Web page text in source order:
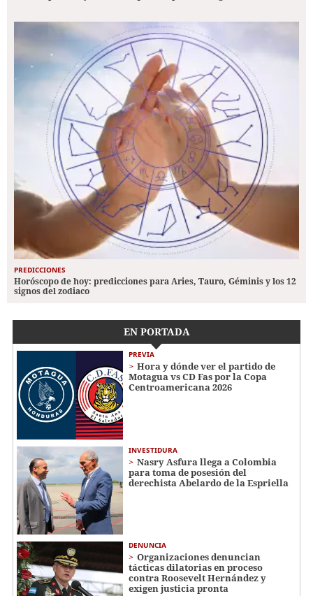
PREDICCIONES
Horóscopo de hoy: predicciones para Aries, Tauro, Géminis y los 12
signos del zodiaco
EN PORTADA
PREVIA
Hora y dónde ver el partido de
Motagua vs CD Fas por la Copa
Centroamericana 2026
INVESTIDURA
Nasry Asfura llega a Colombia
para toma de posesión del
derechista Abelardo de la Espriella
DENUNCIA
Organizaciones denuncian
tácticas dilatorias en proceso
contra Roosevelt Hernández y
exigen justicia pronta